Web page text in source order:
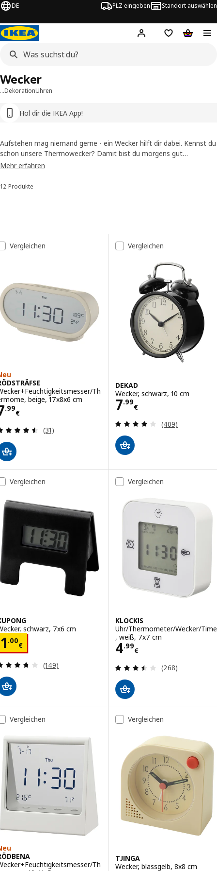
DE PLZ eingeben Standort auswählen
Hej! Hier einloggen
Merkzettel
…DekorationUhren
Hol dir die IKEA App!
Wecker
Aufstehen mag niemand gerne - ein Wecker hilft dir dabei. Kennst du
schon unsere Thermowecker? Damit bist du morgens gut
informiert: Datum, Zeit, Wochentag. Er verrät dir alles, was du nach
sogar, ob der Raum deine Wohlfühltemperatur hat.
Mehr erfahren
Sortieren und Filtern
12 Produkte
Liste der Ergebnisse
Vergleichen
Th
beige, 17x8x6 cm
.99
€ 7.99€
Bewertungen: 4.5 von 5 Sternen. Bewertungen
(31)
Vergleichen
DEKAD
Wecker, schwarz, 10 cm
7.99
€
Preis 7.99€
Bewertungen:
(409)
Vergleichen
schwarz, 7x6 cm
1 .00
€ 1.00€
Bewertungen: 3.7 von 5 Sternen. Bewertungen
(149)
Vergleichen
KLOCKIS
Uhr/Thermometer/Wecker/
, weiß, 7x7 cm
4.99
€
Preis 4.99€
Bewertungen:
(268)
Vergleichen
Th
Vergleichen
TJINGA
Wecker, blassgelb, 8x8 cm